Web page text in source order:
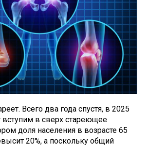
Всего два года спустя, в 2025
вступим в сверх стареющее
доля населения в возрасте 65
20%, а поскольку общий